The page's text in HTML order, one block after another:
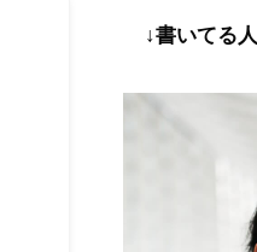
↓書いてる人